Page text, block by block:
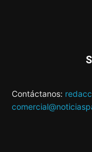
Contáctanos: